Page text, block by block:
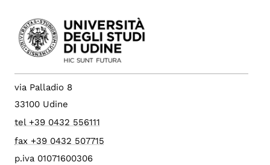
via Palladio 8
33100 Udine
tel +39 0432 556111
fax +39 0432 507715
p.iva 01071600306